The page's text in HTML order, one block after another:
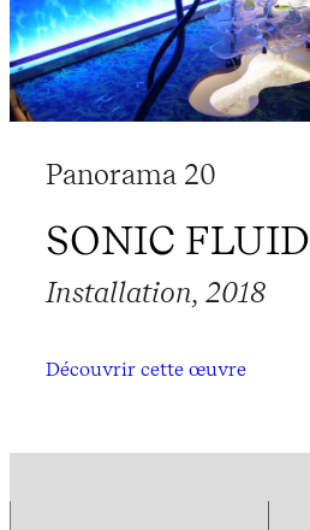
Panorama 20
SONIC FLUID
Installation, 2018
Découvrir cette œuvre